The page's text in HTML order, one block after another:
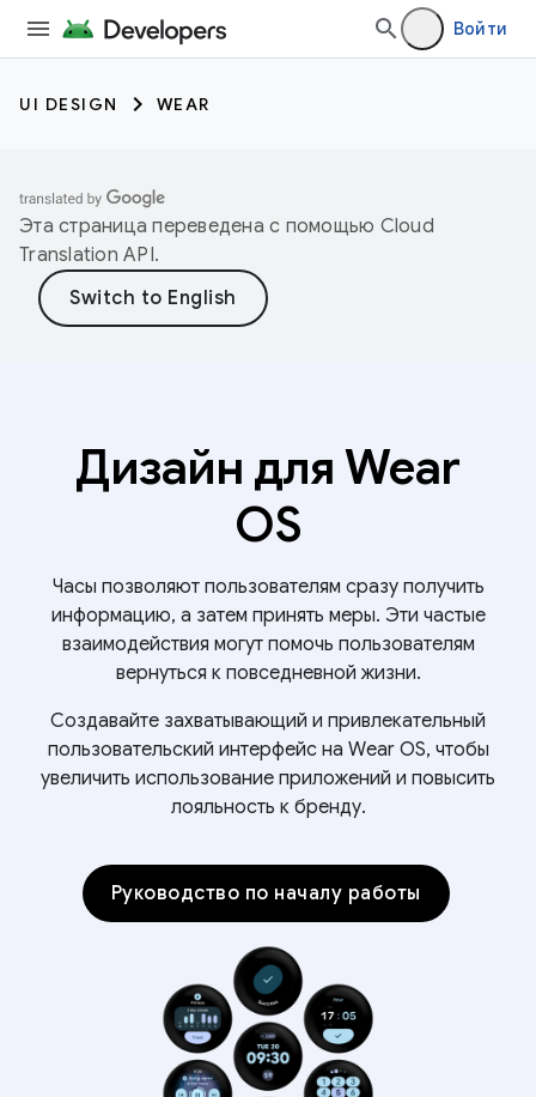
Войти
UI DESIGN WEAR
Эта страница переведена с помощью Cloud
Translation API.
Дизайн для Wear
OS
Часы позволяют пользователям сразу получить
информацию, а затем принять меры. Эти частые
взаимодействия могут помочь пользователям
вернуться к повседневной жизни.
Создавайте захватывающий и привлекательный
пользовательский интерфейс на Wear OS, чтобы
увеличить использование приложений и повысить
лояльность к бренду.
Руководство по началу работы